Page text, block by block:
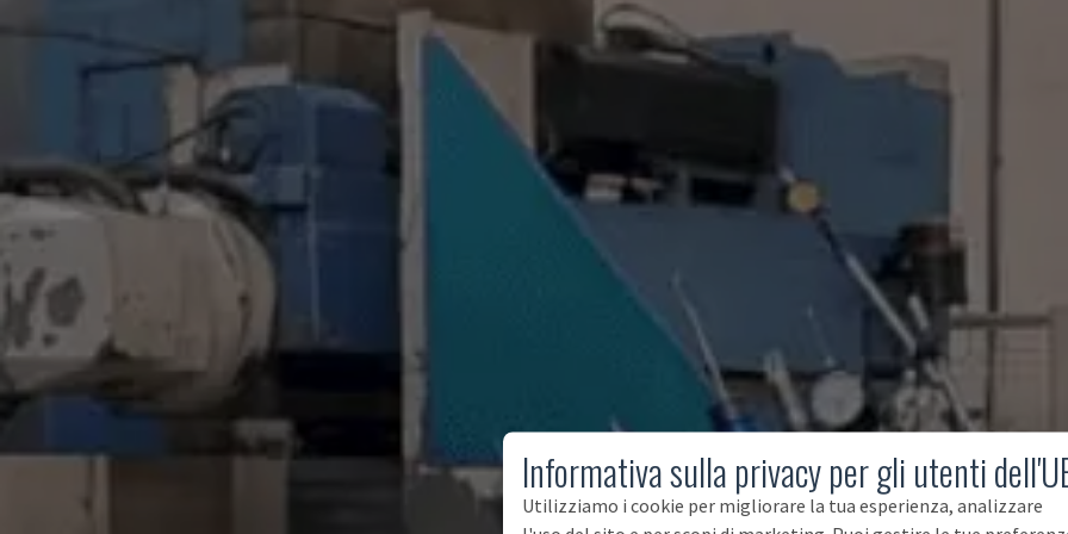
Informativa sulla privacy per gli utenti
Utilizziamo i cookie per migliorare la tua esperienza, analizzare